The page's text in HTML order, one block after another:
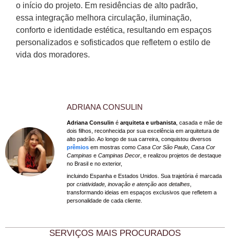
o início do projeto. Em residências de alto padrão,
essa integração melhora circulação, iluminação,
conforto e identidade estética, resultando em espaços
personalizados e sofisticados que refletem o estilo de
vida dos moradores.
ADRIANA CONSULIN
Adriana Consulin é arquiteta e urbanista , casada e mãe de
dois filhos, reconhecida por sua excelência em arquitetura de
alto padrão. Ao longo de sua carreira, conquistou diversos
prêmios em mostras como Casa Cor São Paulo Casa Cor
Campinas e Campinas Decor , e realizou projetos de destaque
no Brasil e no exterior,
incluindo Espanha e Estados Unidos. Sua trajetória é marcada
por criatividade, inovação e atenção aos detalhes
transformando ideias em espaços exclusivos que refletem a
personalidade de cada cliente.
SERVIÇOS MAIS PROCURADOS